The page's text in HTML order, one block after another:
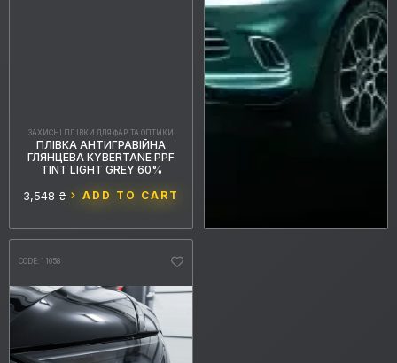
ЗАХИСНІ ПЛІВКИ ДЛЯ ФАР ТА ОПТИКИ
ПЛІВКА АНТИГРАВІЙНА
ГЛЯНЦЕВА KYBERTANE PPF
TINT LIGHT GREY 60%
3,548 ₴ ADD TO CART
CODE: 11058